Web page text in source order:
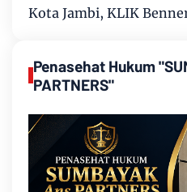
Kota Jambi, KLIK
Penasehat Hukum
PARTNERS"